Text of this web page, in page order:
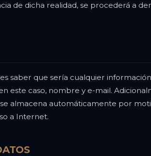
de dicha realidad, se procederá a
saber que sería cualquier
este caso, nombre y e-mail.
almacena automáticamente por
a Internet.